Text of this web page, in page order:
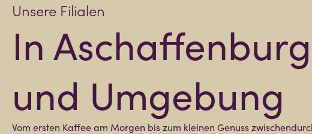
Unsere Filialen
In Aschaffenburg
und Umgebung
Vom ersten Kaffee am Morgen bis zum kleinen Genuss